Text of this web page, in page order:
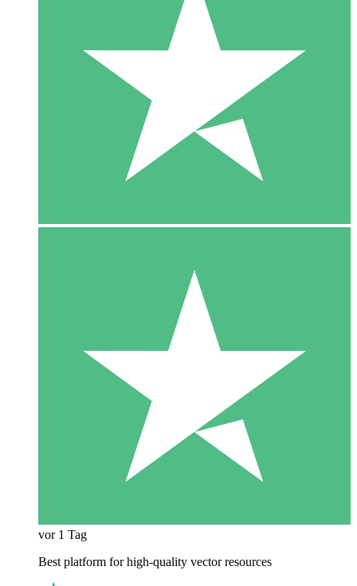
vor 1 Tag
Best platform for high-quality vector resources